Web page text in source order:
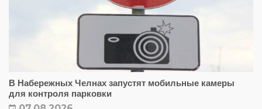
В Набережных Челнах запустят мобильные камеры
для контроля парковки